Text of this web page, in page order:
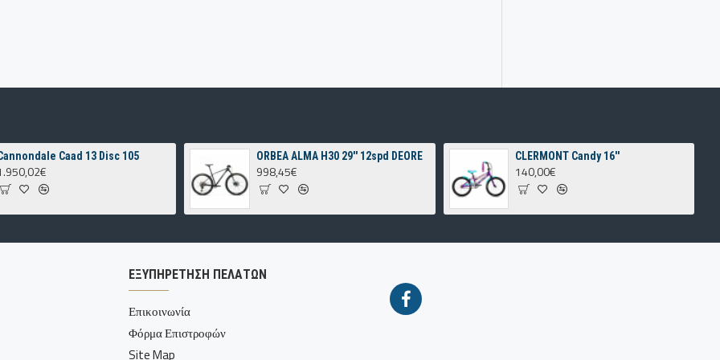
Caad 13 Disc 105 ORBEA ALMA H30 29'' 12spd DEORE
998,45€
CLERMONT Candy 16''
140,00€
ΕΞΥΠΗΡΕΤΗΣΗ ΠΕΛΑΤΩΝ
Επικοινωνία
Φόρμα Επιστροφών
Site Map